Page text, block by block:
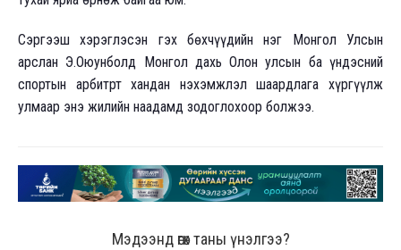
Сэргээш хэрэглэсэн гэх бөхчүүдийн нэг Монгол Улсын
арслан Э.Оюунболд Монгол дахь Олон улсын ба үндэсний
спортын арбитрт хандан нэхэмжлэл шаардлага хүргүүлж
улмаар энэ жилийн наадамд зодоглохоор болжээ.
Мэдээнд өгөх таны үнэлгээ?